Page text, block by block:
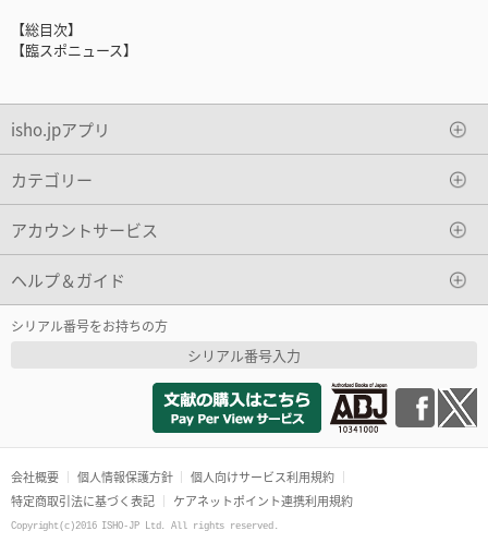
【総目次】
【臨スポニュース】
isho.jpアプリ
カテゴリー
アカウントサービス
ヘルプ＆ガイド
シリアル番号をお持ちの方
シリアル番号入力
会社概要 個人情報保護方針
個人向けサービス利用規約
特定商取引法に基づく表記
ケアネットポイント連携利用規約
Copyright(c)2016 ISHO-JP Ltd. All rights reserved.